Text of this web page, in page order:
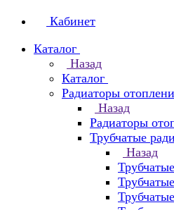
Кабинет
Каталог
Назад
Каталог
Радиаторы
Назад
Радиаторы
Трубчатые
Назад